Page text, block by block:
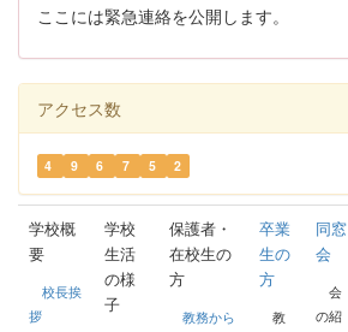
ここには緊急連絡を公開します。
アクセス数
4 9 6 7 5 2
学校概
要
校長挨
拶
学校
生活
の様
子
保護者・
在校生の
方
教務から
卒業
生の
方
教
同窓
会
会
の紹